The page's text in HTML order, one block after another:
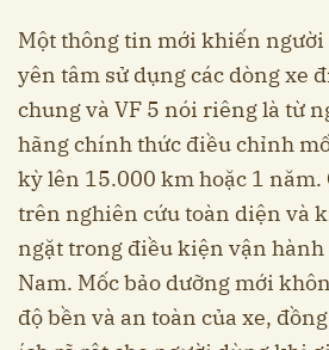
Một thông tin mới khiến người
yên tâm sử dụng các dòng xe
chung và VF 5 nói riêng là từ
hãng chính thức điều chỉnh
kỳ lên 15.000 km hoặc 1 năm.
trên nghiên cứu toàn diện và
ngặt trong điều kiện vận
Nam. Mốc bảo dưỡng mới
độ bền và an toàn của xe,